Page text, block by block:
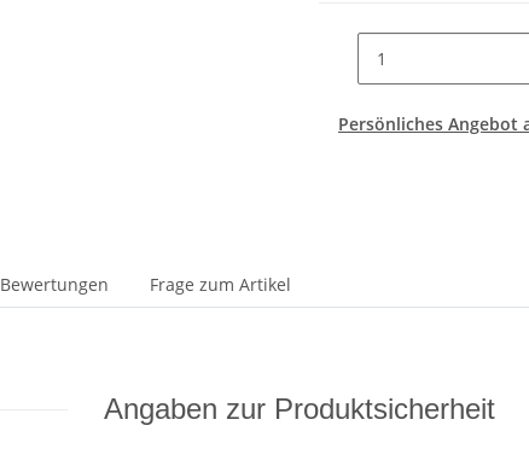
Persönliches Angebot
Bewertungen Frage zum Artikel
Angaben zur Produktsicherheit